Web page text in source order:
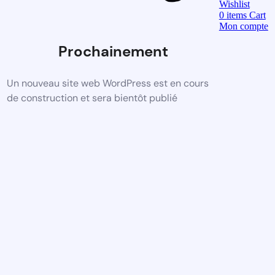
Prochainement
Un nouveau site web WordPress est en cours
de construction et sera bientôt publié
Wishlist
0 items Cart
Mon compte